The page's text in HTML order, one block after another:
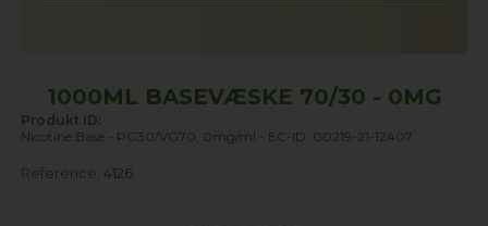
1000ML BASEVÆSKE 70/30 - 0MG
Produkt ID:
Nicotine Base - PG30/VG70, 0mg/ml - EC-ID: 00219-21-12407
Reference: 4126